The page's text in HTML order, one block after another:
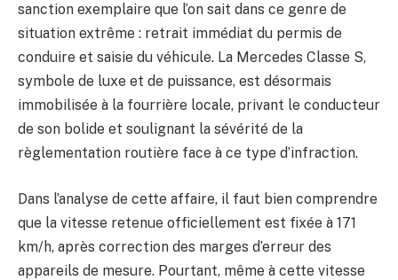
sanction exemplaire que l’on sait dans ce genre de
situation extrême : retrait immédiat du permis de
conduire et saisie du véhicule. La Mercedes Classe S,
symbole de luxe et de puissance, est désormais
immobilisée à la fourrière locale, privant le conducteur
de son bolide et soulignant la sévérité de la
règlementation routière face à ce type d’infraction.
Dans l’analyse de cette affaire, il faut bien comprendre
que la vitesse retenue officiellement est fixée à 171
km/h, après correction des marges d’erreur des
appareils de mesure. Pourtant, même à cette vitesse